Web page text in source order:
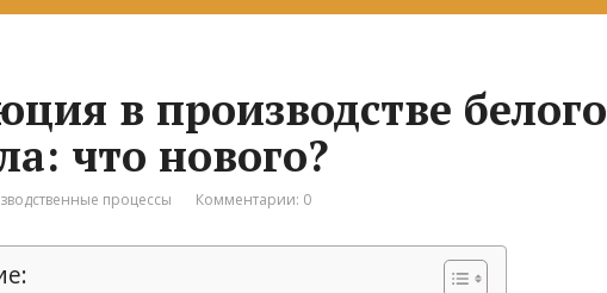
в производстве белого
что нового?
процессы Комментарии: 0